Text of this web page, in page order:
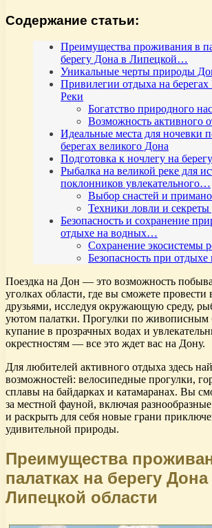
Содержание статьи:
Преимущества проживания в
берегу Дона в Липецкой…
Уникальные черты природы
Привилегии отдыха на берегах
Реки
Богатство природного
Возможность активного
Идеальные места для ночевки
берегах великого Дона
Подготовка к ночлегу на
Рыбалка на великой реке для
поклонников увлекательного…
Выбор снастей и
Техники ловли и секреты
Безопасность и сохранение
отдыхе на водных…
Сохранение экосистемы
Безопасность при отдыхе
Поездка на Дон — это возможность
уголках области, где вы сможете провести
друзьями, исследуя окружающую среду,
уютом палатки. Прогулки по живописным
купание в прозрачных водах и
окрестностям — все это ждет вас на Дону.
Для любителей активного отдыха здесь
возможностей: велосипедные прогулки,
сплавы на байдарках и катамаранах. Вы
за местной фауной, включая
и раскрыть для себя новые грани
удивительной природы.
Преимущества
палатках на берегу Дона
Липецкой области